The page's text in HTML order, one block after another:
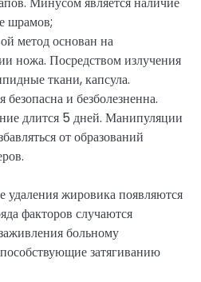
шрамов;
метод основан на
ножа. Посредством излучения
ткани, капсула.
и безболезненна.
длится 5 дней. Манипуляции
от образований
удаления жировика появляются
факторов случаются
больному
затягиванию